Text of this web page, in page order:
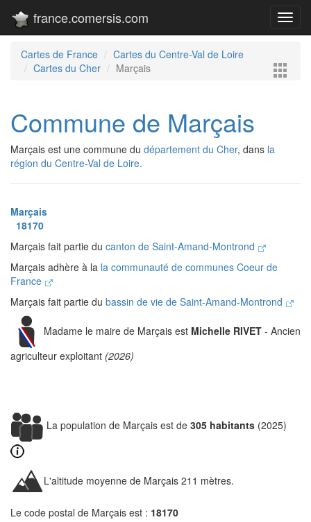
france.comersis.com
Cartes de France
Cartes du Centre-Val de Loire
Cartes du Cher
Marçais
Commune de Marçais
Marçais est une commune du département du Cher, dans la
région du Centre-Val de Loire.
Marçais
18170
Marçais fait partie du canton de Saint-Amand-Montrond
Marçais adhère à la la communauté de communes Coeur de
France
Marçais fait partie du bassin de vie de Saint-Amand-Montrond
Madame le maire de Marçais est Michelle RIVET - Ancien
agriculteur exploitant (2026)
La population de Marçais est de 305 habitants (2025)
L'altitude moyenne de Marçais 211 mètres.
Le code postal de Marçais est : 18170